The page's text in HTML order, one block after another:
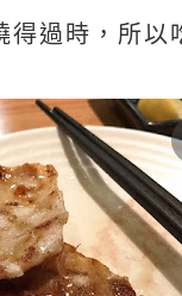
得過時，所以